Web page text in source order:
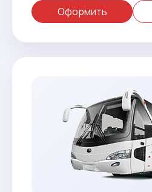
Оформить